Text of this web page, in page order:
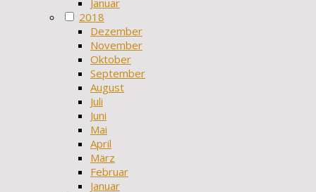
2018
Dezember
November
Oktober
September
August
Juli
Juni
Mai
April
März
Februar
Januar